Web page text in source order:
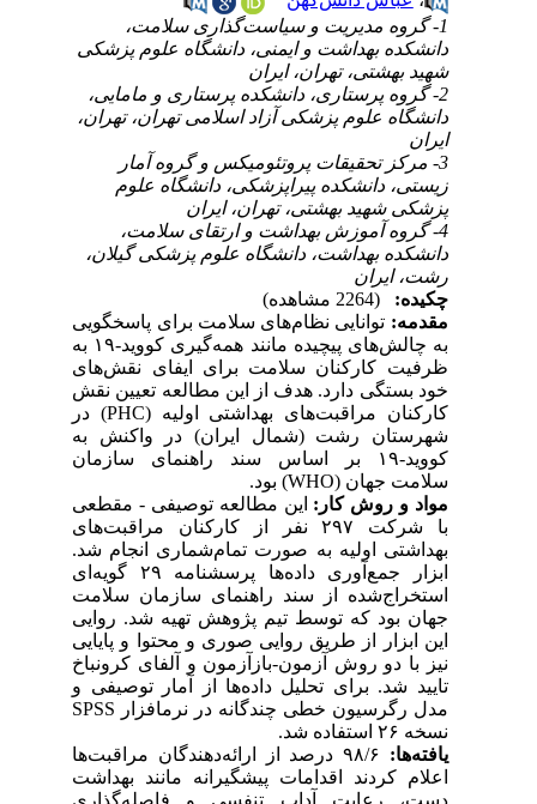
1- گروه مدیریت و سیاست‌گذاری سلامت،
دانشکده بهداشت و ایمنی، دانشگاه علوم پزشکی
شهید بهشتی، تهران، ایران
2- گروه پرستاری، دانشکده پرستاری و مامایی،
دانشگاه علوم پزشکی آزاد اسلامی تهران، تهران،
ایران
3- مرکز تحقیقات پروتئومیکس و گروه آمار
زیستی، دانشکده پیراپزشکی، دانشگاه علوم
پزشکی شهید بهشتی، تهران، ایران
4- گروه آموزش بهداشت و ارتقای سلامت،
دانشکده بهداشت، دانشگاه علوم پزشکی گیلان،
رشت، ایران
چکیده:
مقدمه:توانایی نظام‌های سلامت برای پاسخگویی
به چالش‌های پیچیده مانند همه‌گیری کووید-۱۹ به
ظرفیت کارکنان سلامت برای ایفای نقش‌‌های
خود بستگی دارد. هدف از این مطالعه تعیین نقش
کارکنان مراقبت‌های بهداشتی اولیه (PHC) در
شهرستان رشت (شمال ایران) در واکنش به
کووید-۱۹ بر اساس سند راهنمای سازمان
سلامت جهان (WHO) بود.
مواد و روش کار:این مطالعه توصیفی - مقطعی
با شرکت ۲۹۷ نفر از کارکنان مراقبت‌های
بهداشتی اولیه به صورت تمام‌شماری انجام شد.
ابزار جمع‌آوری داده‌ها پرسشنامه ۲۹ گویه‌ای
استخراج‌شده از سند راهنمای سازمان سلامت
جهان بود که توسط تیم پژوهش تهیه شد. روایی
این ابزار از طریق روایی صوری و محتوا و پایایی
نیز با دو روش آزمون-بازآزمون و آلفای کرونباخ
تایید شد. برای تحلیل داده‌ها از آمار توصیفی و
مدل رگرسیون خطی چندگانه در نرم­افزار SPSS
نسخه ۲۶ استفاده شد.
یافته‌ها:
۹۸/۶ درصد از ارائه‌دهندگان مراقبت‌ها
اعلام کردند اقدامات پیشگیرانه مانند بهداشت
دست، رعایت آداب تنفسی و فاصله‌گذاری